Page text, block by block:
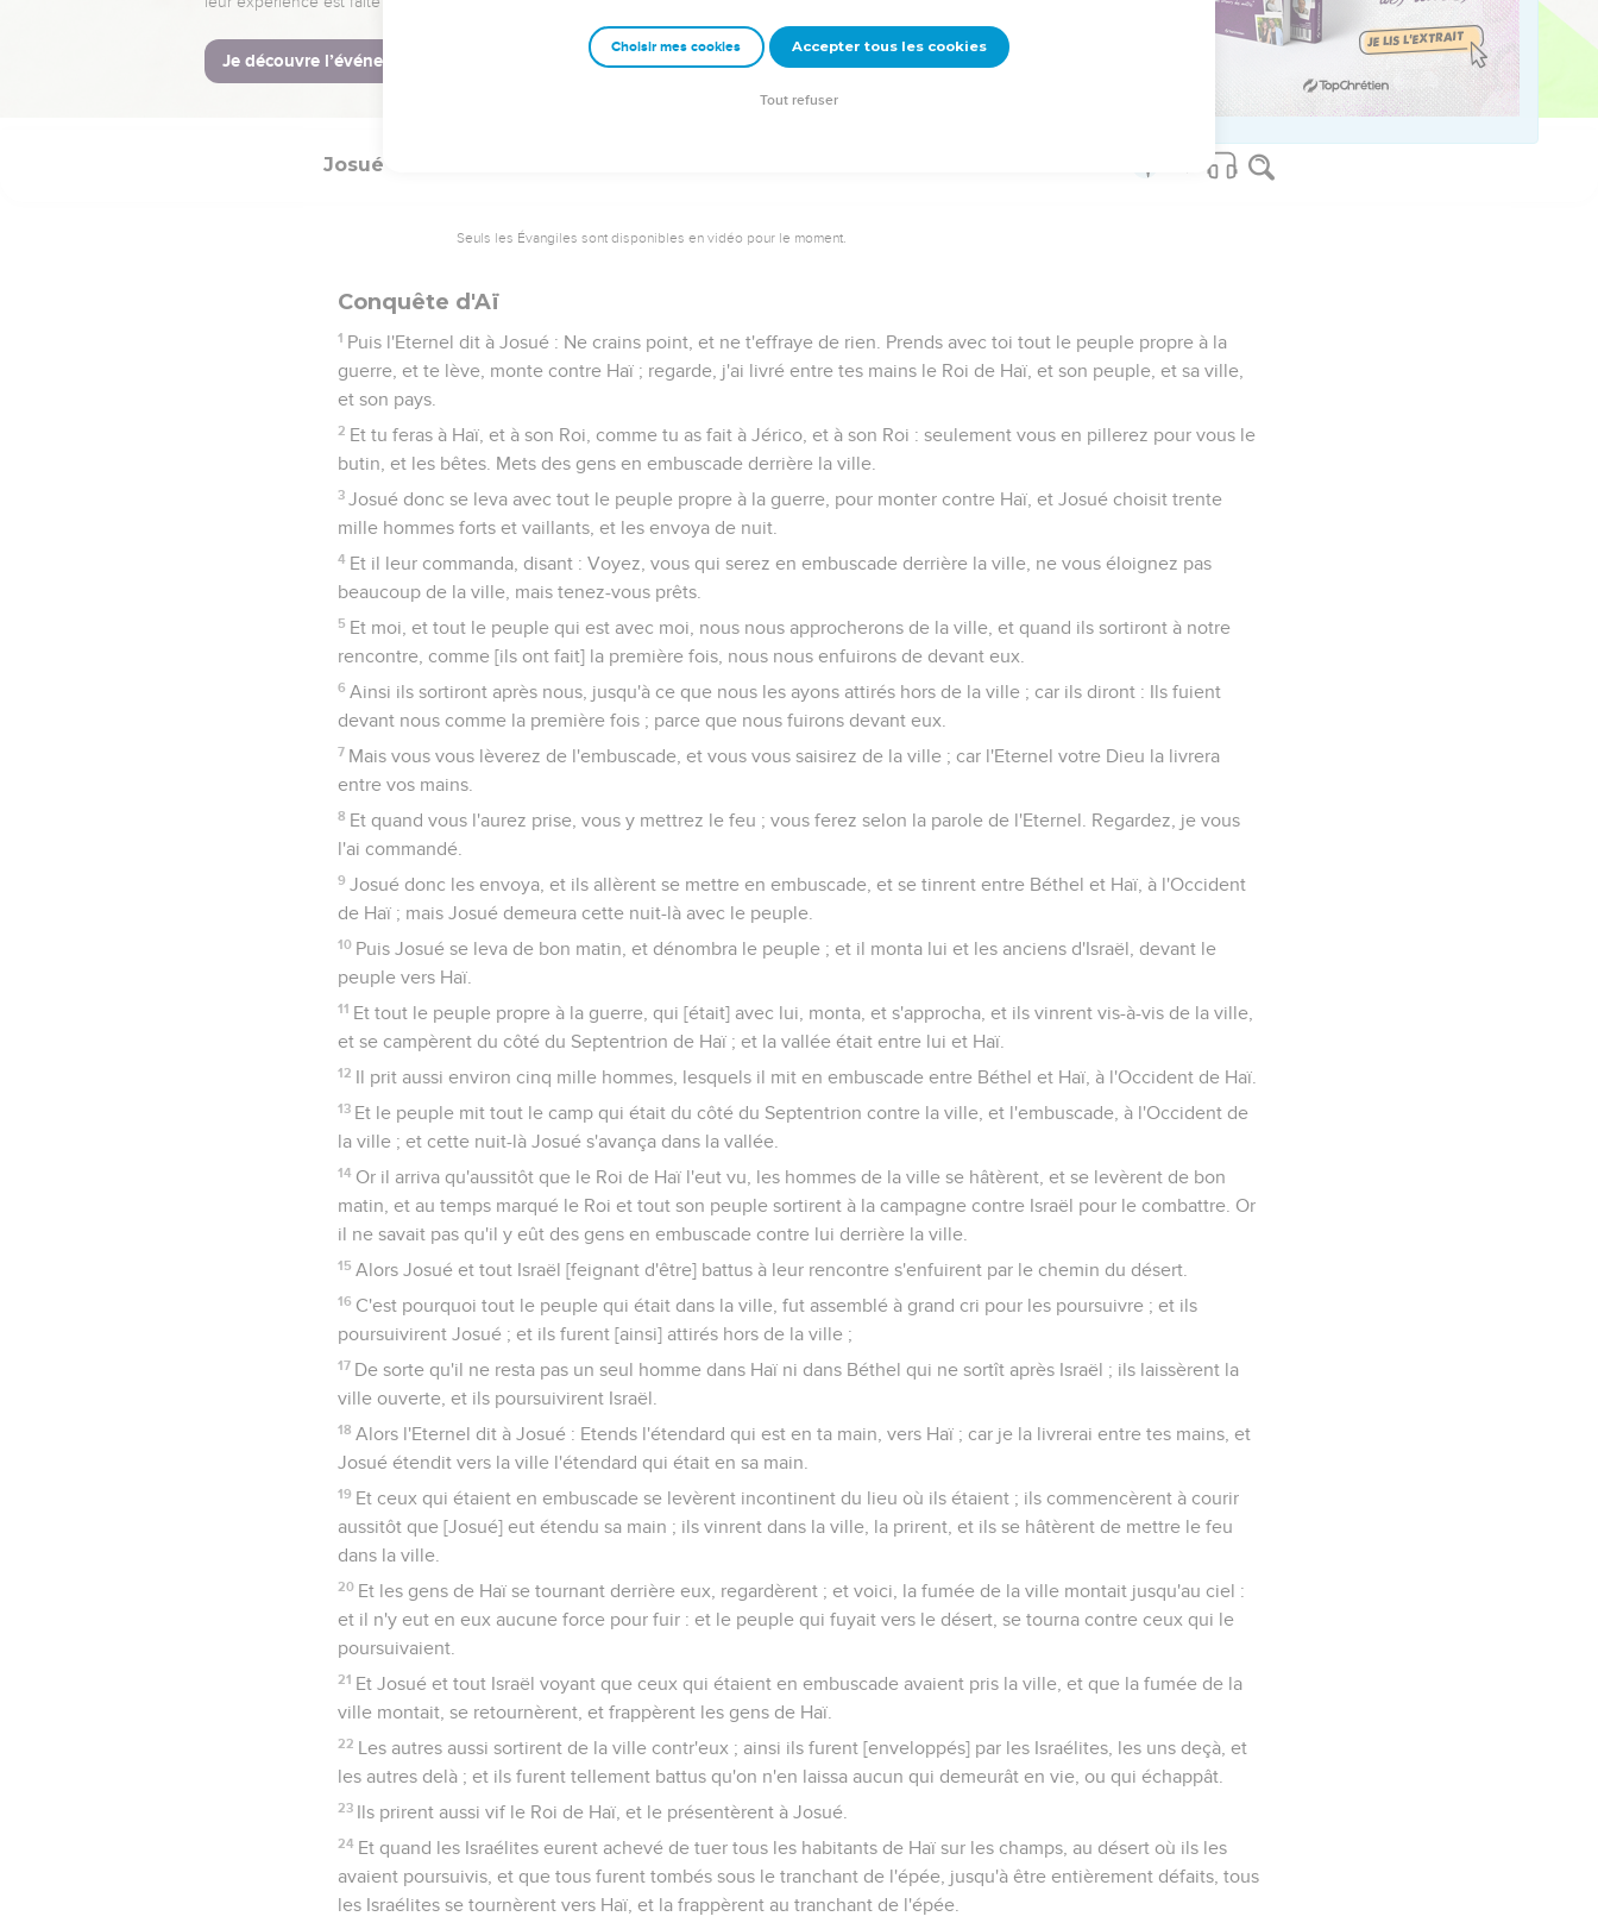
l'assommèrent de pierres, et les brûlèrent au feu, après les avoir assommés de pierres.
26 Et ils dressèrent sur lui un grand monceau de pierres, [qui dure] jusqu'à ce jour. Et l'Eternel apaisa l'ardeur de
sa colère ; c'est pourquoi ce lieu-là a été appelé jusqu'à aujourd'hui, la vallée de Hacor.
Josué
Seuls les Évangiles sont disponibles en vidéo pour le moment.
Conquête d'Aï
1 Puis l'Eternel dit à Josué : Ne crains point, et ne t'effraye de rien. Prends avec toi tout le peuple propre à la
guerre, et te lève, monte contre Haï ; regarde, j'ai livré entre tes mains le Roi de Haï, et son peuple, et sa ville,
et son pays.
2 Et tu feras à Haï, et à son Roi, comme tu as fait à Jérico, et à son Roi : seulement vous en pillerez pour vous le
butin, et les bêtes. Mets des gens en embuscade derrière la ville.
3 Josué donc se leva avec tout le peuple propre à la guerre, pour monter contre Haï, et Josué choisit trente
mille hommes forts et vaillants, et les envoya de nuit.
4 Et il leur commanda, disant : Voyez, vous qui serez en embuscade derrière la ville, ne vous éloignez pas
beaucoup de la ville, mais tenez-vous prêts.
5 Et moi, et tout le peuple qui est avec moi, nous nous approcherons de la ville, et quand ils sortiront à notre
rencontre, comme [ils ont fait] la première fois, nous nous enfuirons de devant eux.
6 Ainsi ils sortiront après nous, jusqu'à ce que nous les ayons attirés hors de la ville ; car ils diront : Ils fuient
devant nous comme la première fois ; parce que nous fuirons devant eux.
7 Mais vous vous lèverez de l'embuscade, et vous vous saisirez de la ville ; car l'Eternel votre Dieu la livrera
entre vos mains.
8 Et quand vous l'aurez prise, vous y mettrez le feu ; vous ferez selon la parole de l'Eternel. Regardez, je vous
l'ai commandé.
9 Josué donc les envoya, et ils allèrent se mettre en embuscade, et se tinrent entre Béthel et Haï, à l'Occident
de Haï ; mais Josué demeura cette nuit-là avec le peuple.
10 Puis Josué se leva de bon matin, et dénombra le peuple ; et il monta lui et les anciens d'Israël, devant le
peuple vers Haï.
11 Et tout le peuple propre à la guerre, qui [était] avec lui, monta, et s'approcha, et ils vinrent vis-à-vis de la ville,
et se campèrent du côté du Septentrion de Haï ; et la vallée était entre lui et Haï.
12 Il prit aussi environ cinq mille hommes, lesquels il mit en embuscade entre Béthel et Haï, à l'Occident de Haï.
13 Et le peuple mit tout le camp qui était du côté du Septentrion contre la ville, et l'embuscade, à l'Occident de
la ville ; et cette nuit-là Josué s'avança dans la vallée.
14 Or il arriva qu'aussitôt que le Roi de Haï l'eut vu, les hommes de la ville se hâtèrent, et se levèrent de bon
matin, et au temps marqué le Roi et tout son peuple sortirent à la campagne contre Israël pour le combattre. Or
il ne savait pas qu'il y eût des gens en embuscade contre lui derrière la ville.
15 Alors Josué et tout Israël [feignant d'être] battus à leur rencontre s'enfuirent par le chemin du désert.
16 C'est pourquoi tout le peuple qui était dans la ville, fut assemblé à grand cri pour les poursuivre ; et ils
poursuivirent Josué ; et ils furent [ainsi] attirés hors de la ville ;
17 De sorte qu'il ne resta pas un seul homme dans Haï ni dans Béthel qui ne sortît après Israël ; ils laissèrent la
ville ouverte, et ils poursuivirent Israël.
18 Alors l'Eternel dit à Josué : Etends l'étendard qui est en ta main, vers Haï ; car je la livrerai entre tes mains, et
Josué étendit vers la ville l'étendard qui était en sa main.
19 Et ceux qui étaient en embuscade se levèrent incontinent du lieu où ils étaient ; ils commencèrent à courir
aussitôt que [Josué] eut étendu sa main ; ils vinrent dans la ville, la prirent, et ils se hâtèrent de mettre le feu
dans la ville.
20 Et les gens de Haï se tournant derrière eux, regardèrent ; et voici, la fumée de la ville montait jusqu'au ciel :
et il n'y eut en eux aucune force pour fuir : et le peuple qui fuyait vers le désert, se tourna contre ceux qui le
poursuivaient.
21 Et Josué et tout Israël voyant que ceux qui étaient en embuscade avaient pris la ville, et que la fumée de la
ville montait, se retournèrent, et frappèrent les gens de Haï.
22 Les autres aussi sortirent de la ville contr'eux ; ainsi ils furent [enveloppés] par les Israélites, les uns deçà, et
les autres delà ; et ils furent tellement battus qu'on n'en laissa aucun qui demeurât en vie, ou qui échappât.
23 Ils prirent aussi vif le Roi de Haï, et le présentèrent à Josué.
24 Et quand les Israélites eurent achevé de tuer tous les habitants de Haï sur les champs, au désert où ils les
avaient poursuivis, et que tous furent tombés sous le tranchant de l'épée, jusqu'à être entièrement défaits, tous
les Israélites se tournèrent vers Haï, et la frappèrent au tranchant de l'épée.
Choisir mes cookies Accepter tous les cookies
Tout refuser